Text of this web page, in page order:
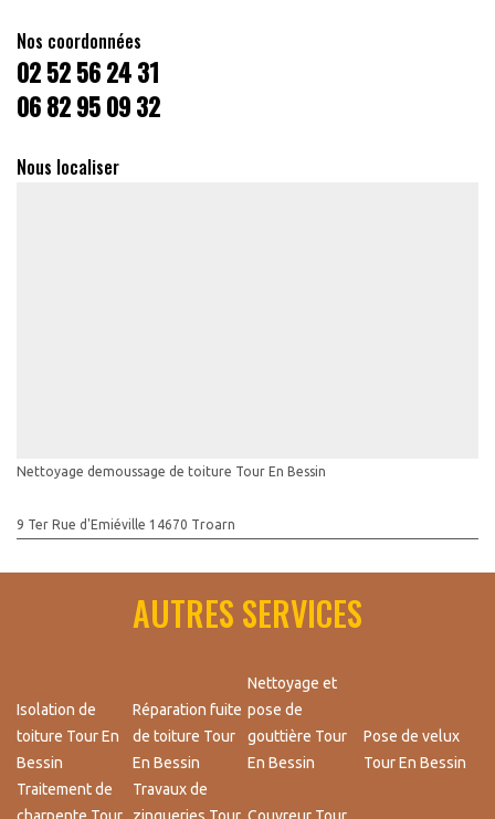
Nos coordonnées
02 52 56 24 31
06 82 95 09 32
Nous localiser
Nettoyage demoussage de toiture Tour En Bessin
9 Ter Rue d'Emiéville 14670 Troarn
AUTRES SERVICES
Isolation de
toiture Tour En
Bessin
Réparation fuite
de toiture Tour
En Bessin
Nettoyage et
pose de
gouttière Tour
En Bessin
Pose de velux
Tour En Bessin
Traitement de
Travaux de